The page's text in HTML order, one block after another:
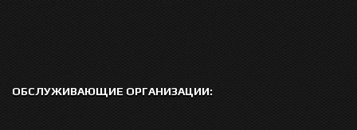
ОБСЛУЖИВАЮЩИЕ ОРГАНИЗАЦИИ: